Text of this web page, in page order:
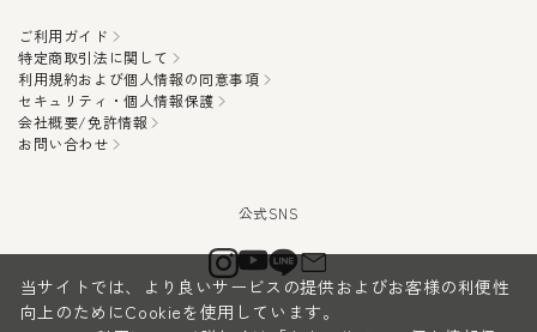
ご利用ガイド
特定商取引法に関して
利用規約および個人情報の同意事項
セキュリティ・個人情報保護
会社概要/免許情報
お問い合わせ
当サイトでは、より良いサービスの提供およびお客様の利便性
向上のためにCookieを使用しています。